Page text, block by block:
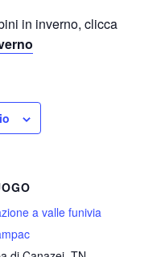
in inverno, clicca
a valle funivia